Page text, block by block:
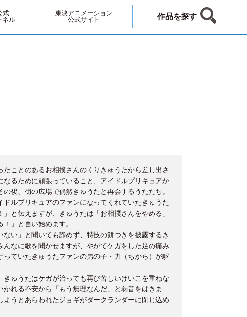
式
ネル
東映アニメーション
公式サイト
作品を探す
ことのあるお相撲さんのくりきゅうたから差し出さ
るために頑張っていること、アイドルプリキュアか
後、街の広場で偶然きゅうたと再会するうたたち。
ルプリキュアのファンになってくれていたきゅうた
と伝えますが、きゅうたは「お相撲さんをやめる」
」と言い始めます。
い」と聞いても諦めず、特技の餅つきを披露するき
なに歌を聞かせますが、やがてケガをした足の痛み
ていたきゅうたファンの男の子・力（ちから）が駆
ゅうたはケガが治っても再び苦しいけいこを重ねな
れる不安から「もう無理なんだ」と弱音をはきま
うとあらわれたジョギがダークランダーに閉じ込め